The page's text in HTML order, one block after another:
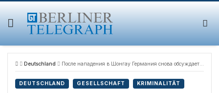
Skip
content
Deutschland После нападения в Шонгау Германия снова обсуждает безопасность школ
DEUTSCHLAND GESELLSCHAFT KRIMINALITÄT